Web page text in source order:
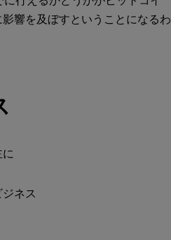
響を及ぼすということになるわ
ネス